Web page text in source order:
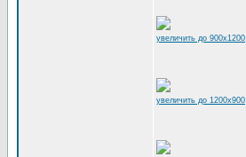
увеличить до 900x1200
увеличить до 1200x900